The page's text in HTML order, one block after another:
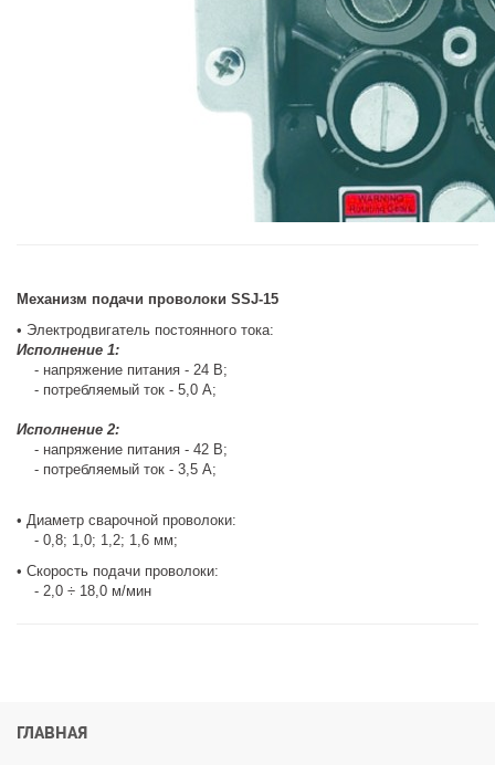
Механизм подачи проволоки SSJ-15
• Электродвигатель постоянного тока:
Исполнение 1:
- напряжение питания - 24 В;
- потребляемый ток - 5,0 А;
Исполнение 2:
- напряжение питания - 42 В;
- потребляемый ток - 3,5 А;
• Диаметр сварочной проволоки:
- 0,8; 1,0; 1,2; 1,6 мм;
• Скорость подачи проволоки:
- 2,0 ÷ 18,0 м/мин
ГЛАВНАЯ